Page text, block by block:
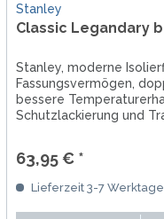
Stanley
Classic Legandary
Stanley, moderne
Fassungsvermögen,
bessere
Schutzlackierung und
63,95 € *
Lieferzeit 3-7 Werktage